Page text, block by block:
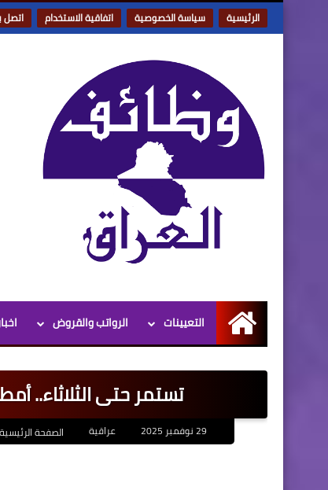
الرئيسية سياسة الخصوصية اتفاقية الاستخدام اتصل
الرئيسية
التعيينات الرواتب والقروض
تستمر حتى الثلاثاء..
عراقية الصفحة الرئيسية